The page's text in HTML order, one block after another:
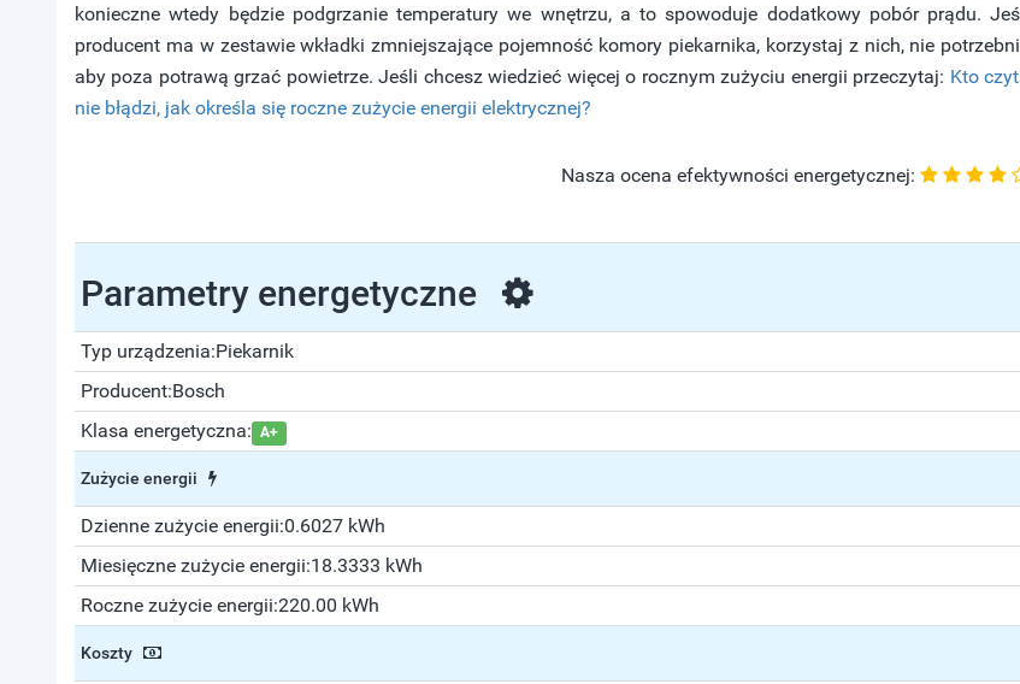
konieczne wtedy będzie podgrzanie temperatury we wnętrzu, a to spowoduje dodatkowy pobór prądu.
producent ma w zestawie wkładki zmniejszające pojemność komory piekarnika, korzystaj z nich, nie
aby poza potrawą grzać powietrze. Jeśli chcesz wiedzieć więcej o rocznym zużyciu energii przeczytaj: Kto
nie błądzi, jak określa się roczne zużycie energii elektrycznej?
Nasza ocena efektywności energetycznej:
Parametry energetyczne
Typ urządzenia:Piekarnik
Producent:Bosch
Klasa energetyczna: A+
Zużycie energii
Dzienne zużycie energii:0.6027 kWh
Miesięczne zużycie energii:18.3333 kWh
Roczne zużycie energii:220.00 kWh
Koszty